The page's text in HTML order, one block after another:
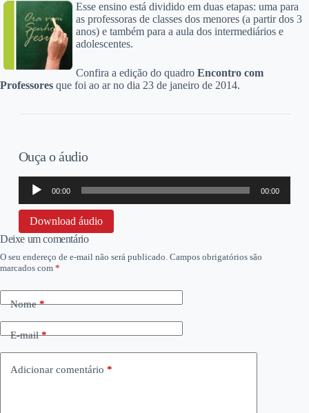
Esse ensino está dividido em duas etapas: uma para
as professoras de classes dos menores (a partir dos 3
anos) e também para a aula dos intermediários e
adolescentes.
Confira a edição do quadro Encontro com
Professores que foi ao ar no dia 23 de janeiro de 2014.
Ouça o áudio
Tocador
áudio
00:00 00:00
Download áudio
Deixe um comentário
O seu endereço de e-mail não será publicado. Campos obrigatórios são
marcados com *
Nome*
E-mail*
Adicionar comentário *